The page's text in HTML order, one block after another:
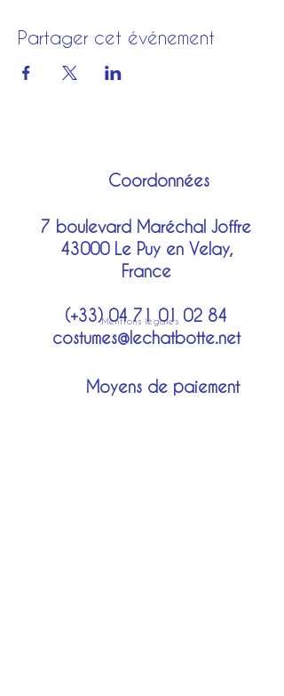
Partager cet événement
Mentions légales
Coordonnées
7 boulevard Maréchal Joffre
43000 Le Puy en Velay,
France
(+33)04 71 01 02 84
costumes@lechatbotte.net
Moyens de paiement